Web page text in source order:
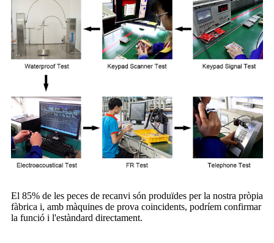
El 85% de les peces de recanvi són produïdes per la nostra pròpia
fàbrica i, amb màquines de prova coincidents, podríem confirmar
la funció i l'estàndard directament.